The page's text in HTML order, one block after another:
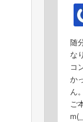
随
な
コ
か
ん。
ご